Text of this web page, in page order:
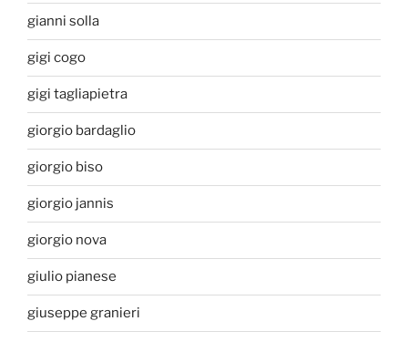
gianni solla
gigi cogo
gigi tagliapietra
giorgio bardaglio
giorgio biso
giorgio jannis
giorgio nova
giulio pianese
giuseppe granieri